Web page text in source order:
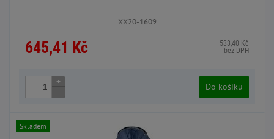
XX20-1609
645,41 Kč
533,40 Kč
bez DPH
+
-
Do košíku
Skladem